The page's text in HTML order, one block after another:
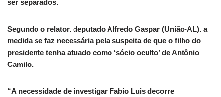
ser separados.
Segundo o relator, deputado Alfredo Gaspar (União-AL), a
medida se faz necessária pela suspeita de que o filho do
presidente tenha atuado como ‘sócio oculto’ de Antônio
Camilo.
“A necessidade de investigar Fabio Luis decorre